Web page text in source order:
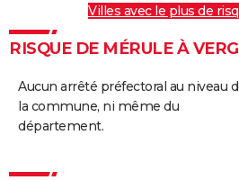
Villes avec le plus de
RISQUE DE MÉRULE À
Aucun arrêté préfectoral au niveau
la commune, ni même du
département.